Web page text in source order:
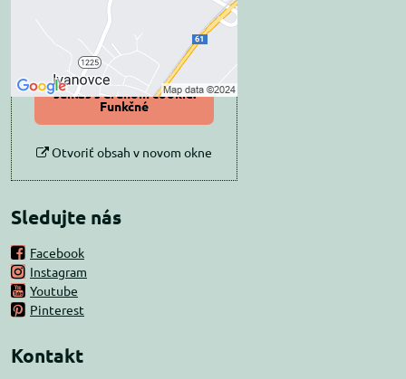
Povoliť tentokrát
Povoliť a zapamätať -
súhlas s druhom cookie:
Funkčné
Otvoriť obsah v novom okne
Sledujte nás
Facebook
Instagram
Youtube
Pinterest
Kontakt